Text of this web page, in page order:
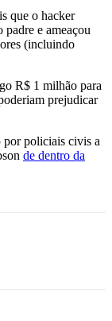
que o hacker
padre e ameaçou
(incluindo
R$ 1 milhão para
prejudicar
por policiais civis a
de dentro da